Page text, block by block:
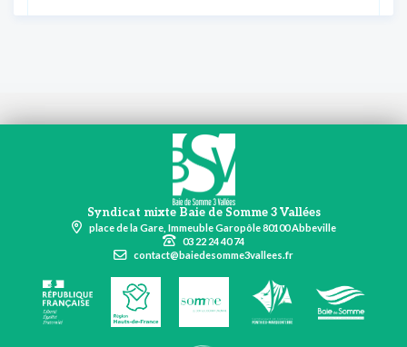
Syndicat mixte Baie de Somme 3 Vallées
place de la Gare, Immeuble Garopôle 80100 Abbeville
03 22 24 40 74
contact@baiedesomme3vallees.fr